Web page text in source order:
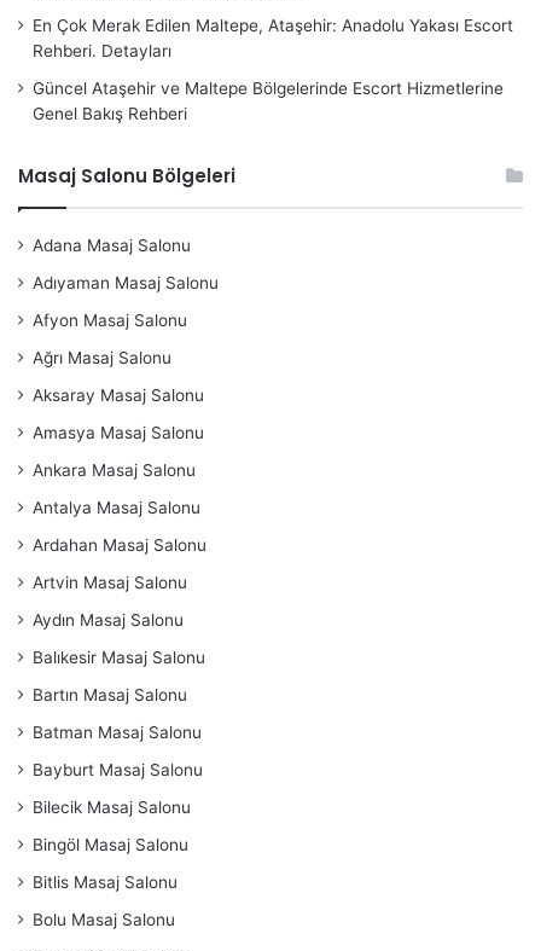
En Çok Merak Edilen Maltepe, Ataşehir: Anadolu Yakası Escort
Rehberi. Detayları
Güncel Ataşehir ve Maltepe Bölgelerinde Escort Hizmetlerine
Genel Bakış Rehberi
Masaj Salonu Bölgeleri
Adana Masaj Salonu
Adıyaman Masaj Salonu
Afyon Masaj Salonu
Ağrı Masaj Salonu
Aksaray Masaj Salonu
Amasya Masaj Salonu
Ankara Masaj Salonu
Antalya Masaj Salonu
Ardahan Masaj Salonu
Artvin Masaj Salonu
Aydın Masaj Salonu
Balıkesir Masaj Salonu
Bartın Masaj Salonu
Batman Masaj Salonu
Bayburt Masaj Salonu
Bilecik Masaj Salonu
Bingöl Masaj Salonu
Bitlis Masaj Salonu
Bolu Masaj Salonu